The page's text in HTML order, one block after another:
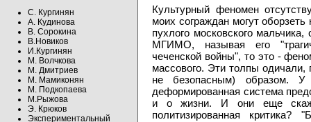
С. Кургинян
А. Кудинова
В. Сорокина
В.Новиков
И.Кургинян
М. Волчкова
М. Дмитриев
М. Мамиконян
М. Подкопаева
М.Рыжова
Э. Крюков
Экспериментальный
Культурный феномен
моих сограждан могут
пухлого московского
МГИМО, называя его
чеченской войны", то это -
массового. Эти толпы
не безопасным) образом.
деформированная система
и о жизни. И они еще
политизированная критика?